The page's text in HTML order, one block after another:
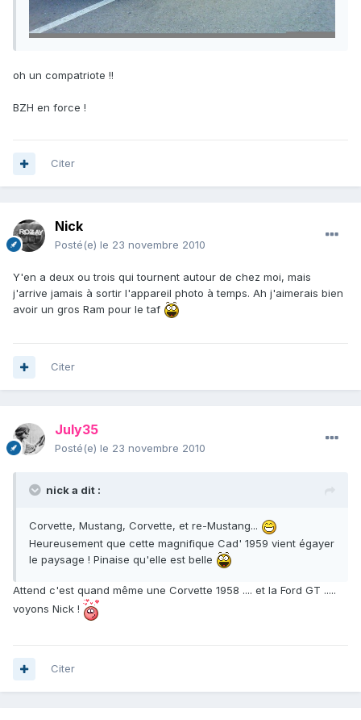
oh un compatriote !!
BZH en force !
Citer
Nick
Posté(e) le 23 novembre 2010
Y'en a deux ou trois qui tournent autour de chez moi, mais
j'arrive jamais à sortir l'appareil photo à temps. Ah j'aimerais bien
avoir un gros Ram pour le taf
Citer
July35
Posté(e) le 23 novembre 2010
nick a dit :
Corvette, Mustang, Corvette, et re-Mustang...
Heureusement que cette magnifique Cad' 1959 vient égayer
le paysage ! Pinaise qu'elle est belle
Attend c'est quand même une Corvette 1958 .... et la Ford GT .....
voyons Nick !
Citer